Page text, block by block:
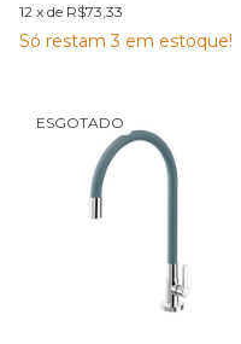
12 x de R$73,33
Só restam3 em estoque!
ESGOTADO